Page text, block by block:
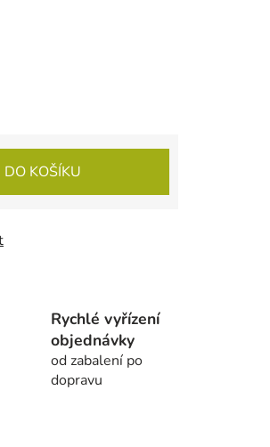
DO KOŠÍKU
Rychlé vyřízení
objednávky
od zabalení po
dopravu